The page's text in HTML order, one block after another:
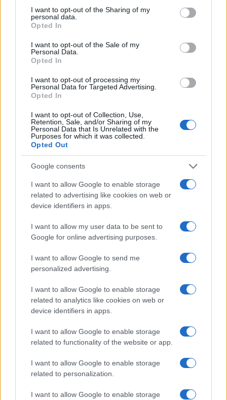
I want to opt-out of the Sharing of my
personal data.
Opted In
I want to opt-out of the Sale of my
Personal Data.
Opted In
I want to opt-out of processing my
Personal Data for Targeted Advertising.
Opted In
I want to opt-out of Collection, Use,
Retention, Sale, and/or Sharing of my
Personal Data that Is Unrelated with the
Purposes for which it was collected.
Opted Out
Google consents
I want to allow Google to enable storage
related to advertising like cookies on web or
device identifiers in apps.
I want to allow my user data to be sent to
Google for online advertising purposes.
I want to allow Google to send me
personalized advertising.
I want to allow Google to enable storage
related to analytics like cookies on web or
device identifiers in apps.
I want to allow Google to enable storage
related to functionality of the website or app.
I want to allow Google to enable storage
related to personalization.
I want to allow Google to enable storage
potrebbe connettersi con il Pra (Pubblico registro
automobilistico) e creare un meccanismo di
non tutti i comuni adottano questa
ulteriore passaggio burocratico
rappresenta una vera e propria tagliola, anche ai
danni di chi proviene da altri luoghi italiani ed
esteri, laddove, come per l’appunto avviene anche
in alcuni nostri comuni, non viene richiesta alcuna
formalità ai mezzi elettrici, avendo adottato un
sistema che, sulla base della targa, riconosce
automaticamente la tipologia dei veicoli.
In Polonia, ad esempio, i mezzi elettrici sono
così da poter essere distinti anche attraverso una
qualunque telecamera posta ai varchi delle tante
ztl d’Italia, alias moderne Forche caudine. A
questo proposito, mi chiedo come facciano i
numerosi agenti di commercio che operano nel
Paese, soprattutto quelli che trattano aree molto
vaste, agestire questa sorta di manicomio di
permessi comunali
. Tant’è che, come riportato
dall’Ansa alcune settimane addietro, in Piemonte
regionale per la concessione agli agenti di
commercio di un pass ztl unico per tutta la
regione. Ed a quanto si sa, sembra che il